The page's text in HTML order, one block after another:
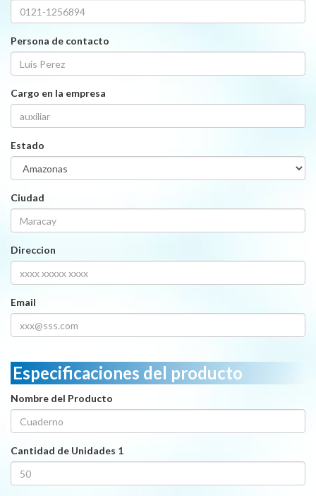
Persona de contacto
Cargo en la empresa
Estado
Ciudad
Direccion
Email
Especificaciones del producto
Nombre del Producto
Cantidad de Unidades 1